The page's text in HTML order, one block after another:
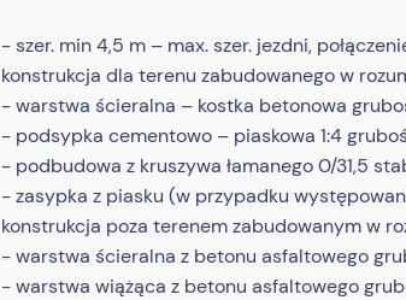
- szer. min 4,5 m – max. szer. jezdni,
konstrukcja dla terenu zabudowanego w
- warstwa ścieralna – kostka betonowa
- podsypka cementowo – piaskowa 1:4
- podbudowa z kruszywa łamanego 0/31,5
- zasypka z piasku (w przypadku
konstrukcja poza terenem zabudowanym w
- warstwa ścieralna z betonu asfaltowego
- warstwa wiążąca z betonu asfaltowego